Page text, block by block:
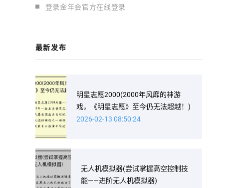
登录金年会官方在线登录
最新发布
明星志愿2000(2000年风靡的神游
戏，《明星志愿》至今仍无法超越！)
2026-02-13 08:50:24
无人机模拟器(尝试掌握高空控制技
能——进阶无人机模拟器)